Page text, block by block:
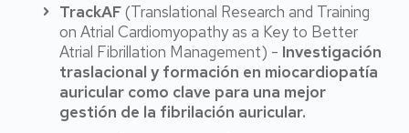
TrackAF(Translational Research and Training
on Atrial Cardiomyopathy as a Key to Better
Atrial Fibrillation Management) - Investigación
traslacional y formación en miocardiopatía
auricular como clave para una mejor
gestión de la fibrilación auricular.